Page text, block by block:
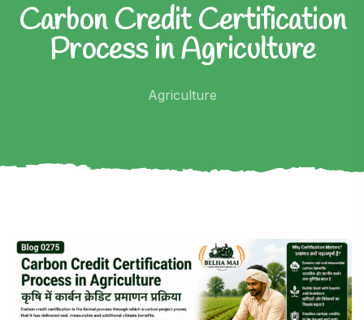
Carbon Credit Certification
Process in Agriculture
Agriculture